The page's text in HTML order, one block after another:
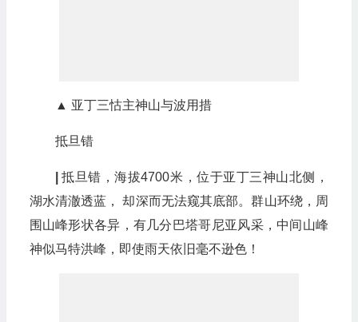
▲ 亚丁三怙主神山与波用措
抵旦错
抵旦错，海拔4700米，位于亚丁三神山北侧，
湖水清澈透蓝， 却深而无法窥其底部。群山环绕，周
围山峰形状各异，有几分巴塔哥尼亚风采，中间山峰
神似马特洪峰，即使雨天依旧毫不逊色！